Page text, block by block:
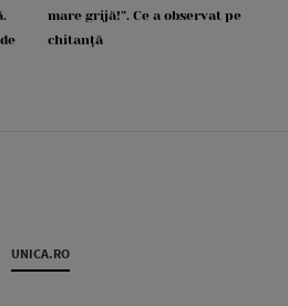
mare grijă!”. Ce a observat pe
chitanță
UNICA.RO